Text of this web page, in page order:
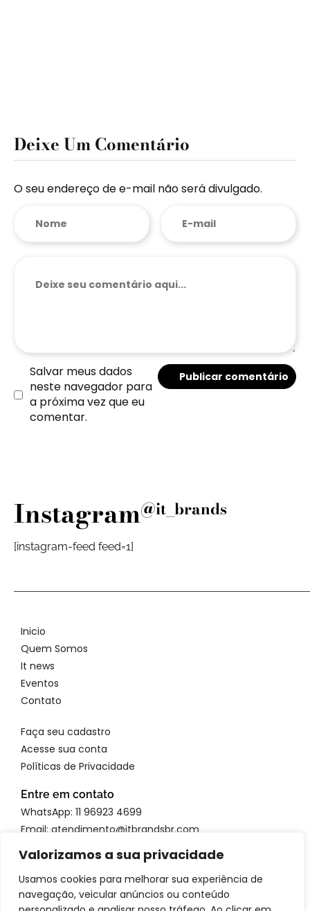
Valorizamos a sua privacidade
Usamos cookies para melhorar sua experiência de
navegação, veicular anúncios ou conteúdo
Deixe Um Comentário
O seu endereço de e-mail não será divulgado.
Salvar meus dados
neste navegador para
a próxima vez que eu
comentar.
Instagram@it_brands
[instagram-feed feed=1]
Inicio
Quem Somos
It news
Eventos
Contato
Faça seu cadastro
Acesse sua conta
Políticas de Privacidade
Entre em contato
WhatsApp: 11 96923 4699
Email: atendimento@itbrandsbr.com
© 2025 IT brands - Todos os direitos reservados. SANTA FOSCA